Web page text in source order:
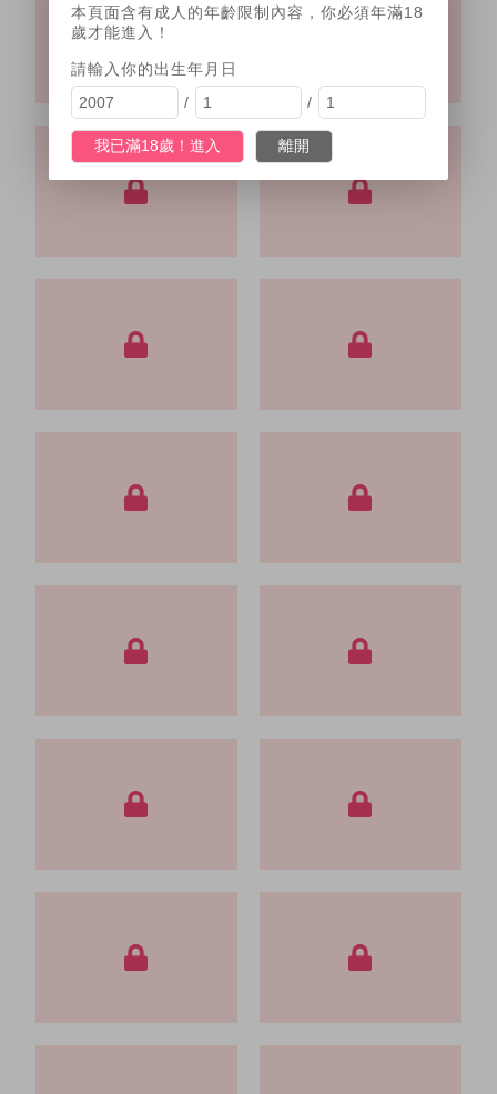
本頁面含有成人的年齡限制內容，你必須年滿18
歲才能進入！
請輸入你的出生年月日
/
/